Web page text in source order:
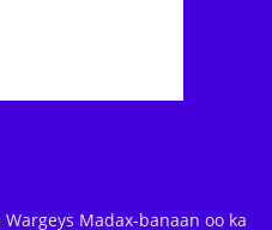
Madax-banaan oo ka